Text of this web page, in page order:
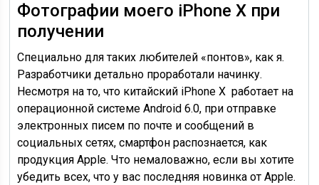
Фотографии моего iPhone X при
получении
Специально для таких любителей «понтов», как я.
Разработчики детально проработали начинку.
Несмотря на то, что китайский iPhone X работает на
операционной системе Android 6.0, при отправке
электронных писем по почте и сообщений в
социальных сетях, смартфон распознается, как
продукция Apple. Что немаловажно, если вы хотите
убедить всех, что у вас последняя новинка от Apple.